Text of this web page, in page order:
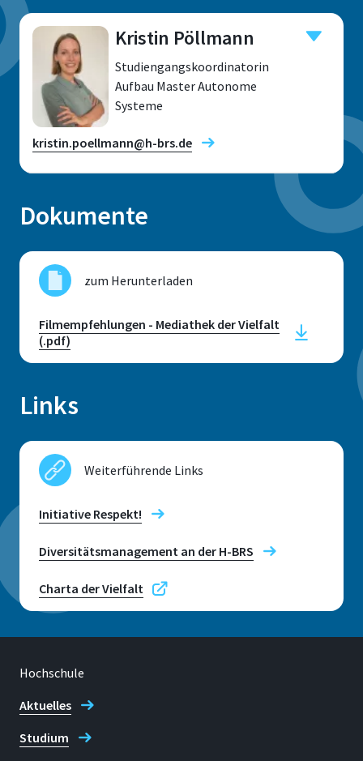
Kristin Pöllmann
Studiengangskoordinatorin
Aufbau Master Autonome
Systeme
kristin.poellmann@h-brs.de
Sankt Augustin
Raum
C226
Adresse
53757 Sankt Augustin
Montag - Donnerstag
Telefon
Kristin Pöllmann
Dokumente
zum Herunterladen
Filmempfehlungen - Mediathek der Vielfalt
(.pdf)
Links
Weiterführende Links
Initiative Respekt!
Diversitätsmanagement an der H-BRS
Charta der Vielfalt
Hochschule
Aktuelles
Studium